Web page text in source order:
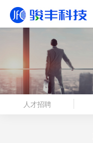
人才招聘